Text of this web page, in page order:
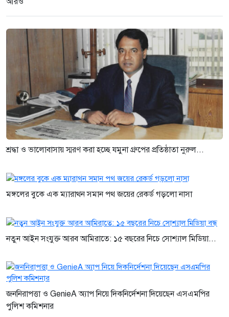
শ্রদ্ধা ও ভালোবাসায় স্মরণ করা হচ্ছে যমুনা গ্রুপের প্রতিষ্ঠাতা নুরুল...
মঙ্গলের বুকে এক ম্যারাথন সমান পথ জয়ের রেকর্ড গড়লো নাসা
নতুন আইন সংযুক্ত আরব আমিরাতে: ১৫ বছরের নিচে সোশ্যাল মিডিয়া...
জননিরাপত্তা ও GenieA অ্যাপ নিয়ে দিকনির্দেশনা দিয়েছেন এসএমপির
পুলিশ কমিশনার